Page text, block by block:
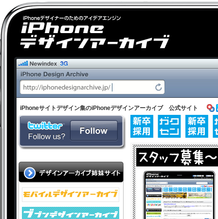
iPhoneサイトデザイン集のiPhoneデザインアーカイブ 公式サイト